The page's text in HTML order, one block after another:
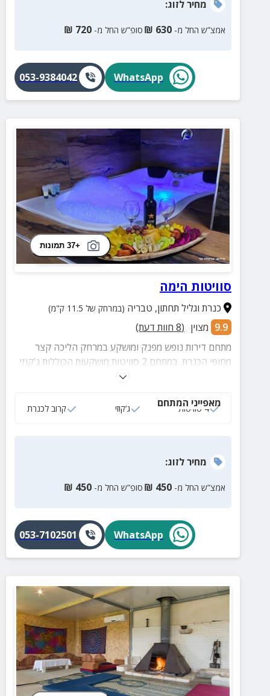
מחירלזוג:
אמצ”ש החל מ- 630
₪ סופ”ש החל מ- 720
₪
WhatsApp
053-9384042
+37 תמונות
סוויטות הימה
כנרת וגליל תחתון, טבריה (במרחק של 11.5 ק"מ)
9.9 מצוין (
8 חוות דעת)
מתחם דירות נופש מפנק ומושקע במרחק הליכה קצר
מחופי הכנרת. במתחם 2 סוויטות מושקעות הכוללות ג'קוזי
מפנק, מיטה נוחה ואיכותית ועוד 2 סוויטות גדולות לזוגות.
מאפייני המתחם
4 סוויטות ג‘קוזי קרוב לכנרת
מחירלזוג:
אמצ”ש החל מ- 450
₪ סופ”ש החל מ- 450
₪
WhatsApp
053-7102501